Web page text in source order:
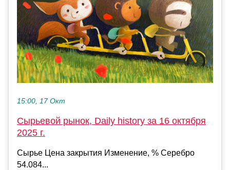
15:00, 17 Окт
Сырьевой рынок, Daily history за 16 октября
2025 г.
Сырье Цена закрытия Изменение, % Серебро
54.084...